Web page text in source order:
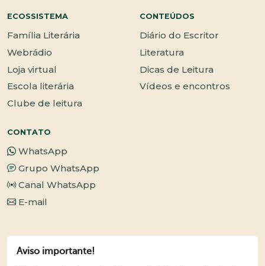
ECOSSISTEMA
Família Literária
Webrádio
Loja virtual
Escola literária
Clube de leitura
CONTEÚDOS
Diário do Escritor
Literatura
Dicas de Leitura
Vídeos e encontros
CONTATO
WhatsApp
Grupo WhatsApp
Canal WhatsApp
E-mail
Aviso importante!